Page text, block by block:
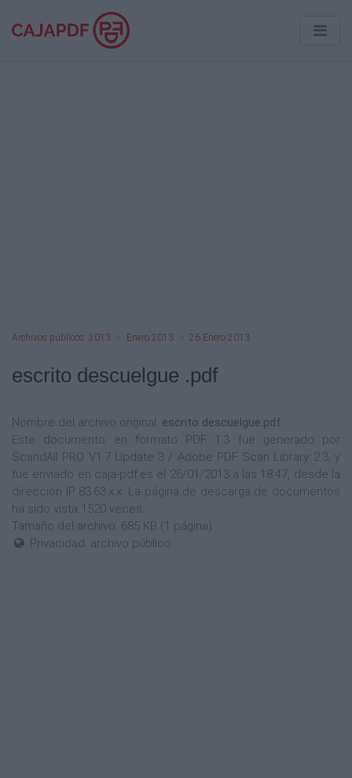
Archivos públicos: 2013 Enero 2013 26 Enero 2013
escrito descuelgue .pdf
Nombre del archivo original: escrito descuelgue.pdf
Este documento en formato PDF 1.3 fue generado por
ScandAll PRO V1.7 Update 3 / Adobe PDF Scan Library 2.3, y
fue enviado en caja-pdf.es el 26/01/2013 a las 18:47, desde la
dirección IP 83.63.x.x. La página de descarga de documentos
ha sido vista 1520 veces.
Tamaño del archivo: 685 KB (1 página).
Privacidad: archivo público